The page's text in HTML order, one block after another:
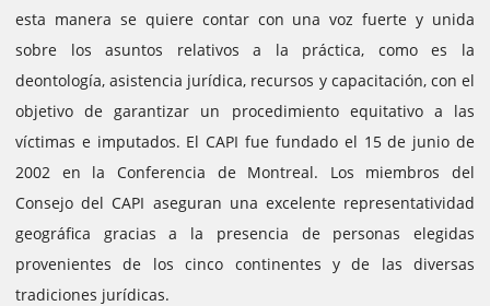
esta manera se quiere contar con una voz fuerte y unida
sobre los asuntos relativos a la práctica, como es la
deontología, asistencia jurídica, recursos y capacitación, con el
objetivo de garantizar un procedimiento equitativo a las
víctimas e imputados. El CAPI fue fundado el 15 de junio de
2002 en la Conferencia de Montreal. Los miembros del
Consejo del CAPI aseguran una excelente representatividad
geográfica gracias a la presencia de personas elegidas
provenientes de los cinco continentes y de las diversas
tradiciones jurídicas.